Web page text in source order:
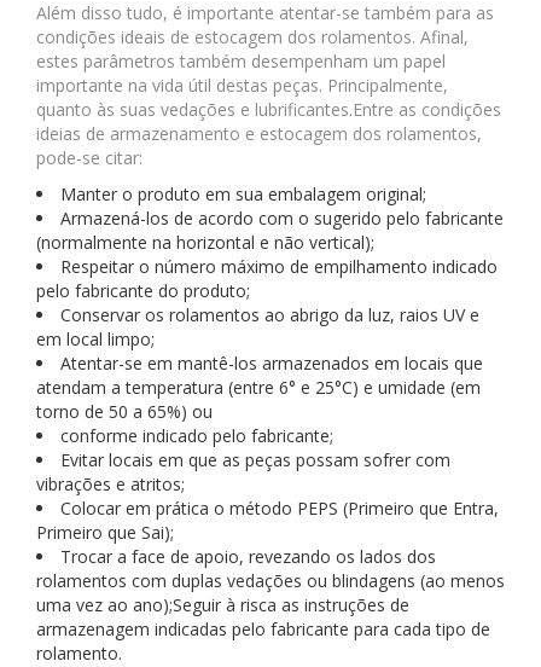
Além disso tudo, é importante atentar-se também para as
condições ideais de estocagem dos rolamentos. Afinal,
estes parâmetros também desempenham um papel
importante na vida útil destas peças. Principalmente,
quanto às suas vedações e lubrificantes.Entre as condições
ideias de armazenamento e estocagem dos rolamentos,
pode-se citar:
Manter o produto em sua embalagem original;
Armazená-los de acordo com o sugerido pelo fabricante
(normalmente na horizontal e não vertical);
Respeitar o número máximo de empilhamento indicado
pelo fabricante do produto;
Conservar os rolamentos ao abrigo da luz, raios UV e
em local limpo;
Atentar-se em mantê-los armazenados em locais que
atendam a temperatura (entre 6° e 25°C) e umidade (em
torno de 50 a 65%) ou
conforme indicado pelo fabricante;
Evitar locais em que as peças possam sofrer com
vibrações e atritos;
Colocar em prática o método PEPS (Primeiro que Entra,
Primeiro que Sai);
Trocar a face de apoio, revezando os lados dos
rolamentos com duplas vedações ou blindagens (ao menos
uma vez ao ano);Seguir à risca as instruções de
armazenagem indicadas pelo fabricante para cada tipo de
rolamento.